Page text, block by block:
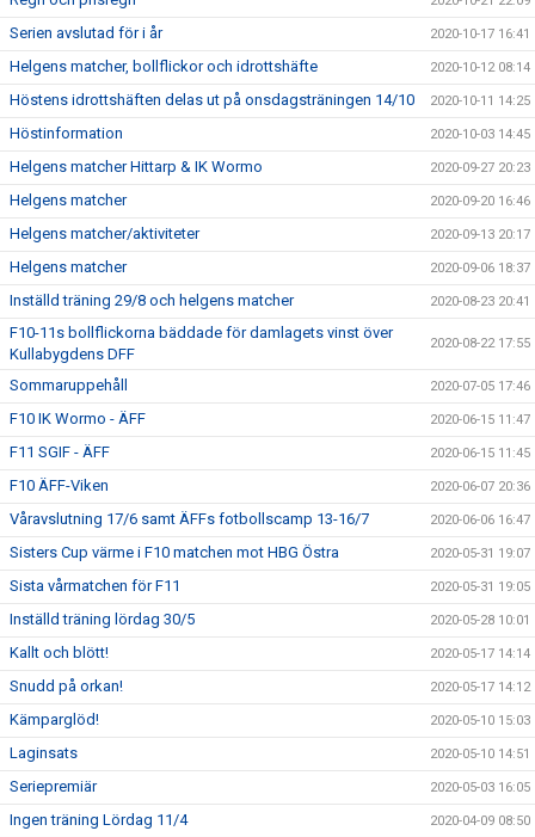
Serien avslutad för i år 2020-10-17 16:41
Helgens matcher, bollflickor och idrottshäfte 2020-10-12 08:14
Höstens idrottshäften delas ut på onsdagsträningen 14/10 2020-10-11 14:25
Höstinformation 2020-10-03 14:45
Helgens matcher Hittarp & IK Wormo 2020-09-27 20:23
Helgens matcher 2020-09-20 16:46
Helgens matcher/aktiviteter 2020-09-13 20:17
Helgens matcher 2020-09-06 18:37
Inställd träning 29/8 och helgens matcher 2020-08-23 20:41
F10-11s bollflickorna bäddade för damlagets vinst över
Kullabygdens DFF
2020-08-22 17:55
Sommaruppehåll 2020-07-05 17:46
F10 IK Wormo - ÄFF 2020-06-15 11:47
F11 SGIF - ÄFF 2020-06-15 11:45
F10 ÄFF-Viken 2020-06-07 20:36
Våravslutning 17/6 samt ÄFFs fotbollscamp 13-16/7 2020-06-06 16:47
Sisters Cup värme i F10 matchen mot HBG Östra 2020-05-31 19:07
Sista vårmatchen för F11 2020-05-31 19:05
Inställd träning lördag 30/5 2020-05-28 10:01
Kallt och blött! 2020-05-17 14:14
Snudd på orkan! 2020-05-17 14:12
Kämparglöd! 2020-05-10 15:03
Laginsats 2020-05-10 14:51
Seriepremiär 2020-05-03 16:05
Ingen träning Lördag 11/4 2020-04-09 08:50